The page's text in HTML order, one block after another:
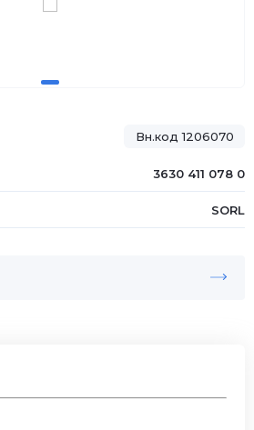
Вн.код 1206070
3630 411 078 0
SORL